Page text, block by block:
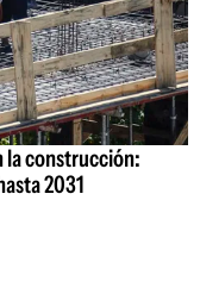
la construcción:
2031